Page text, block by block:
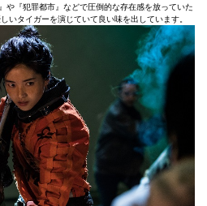
や『犯罪都市』などで圧倒的な存在感を放っていた
いタイガーを演じていて良い味を出しています。